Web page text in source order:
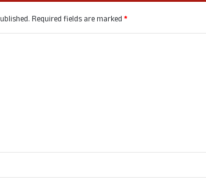
Required fields are marked*